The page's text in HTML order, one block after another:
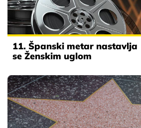
11. Španski metar nastavlja
se Ženskim uglom